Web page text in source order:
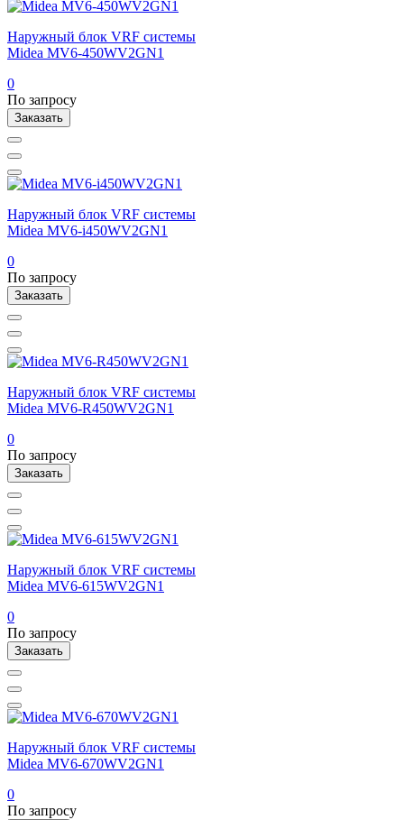
Наружный блок VRF системы
Midea MV6-450WV2GN1
0
По запросу
Заказать
Наружный блок VRF системы
Midea MV6-i450WV2GN1
0
По запросу
Заказать
Наружный блок VRF системы
Midea MV6-R450WV2GN1
0
По запросу
Заказать
Наружный блок VRF системы
Midea MV6-615WV2GN1
0
По запросу
Заказать
Наружный блок VRF системы
Midea MV6-670WV2GN1
0
По запросу